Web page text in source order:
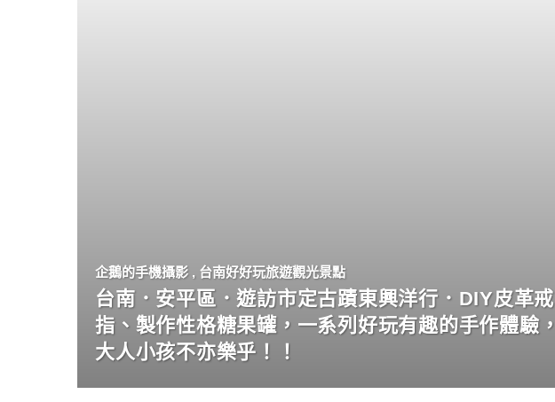
企鵝的手機攝影 , 台南好好玩旅遊觀光景點
台南．安平區．遊訪市定古蹟東興洋行．DIY皮革戒
指、製作性格糖果罐，一系列好玩有趣的手作體驗，
大人小孩不亦樂乎！！